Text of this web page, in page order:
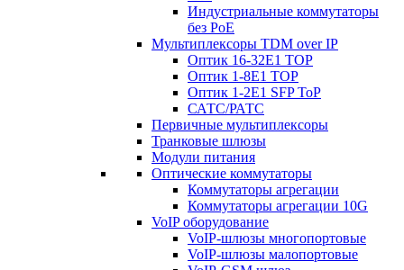
Индустриальные коммутаторы
без PoE
Мультиплексоры TDM over IP
Оптик 16-32E1 TOP
Оптик 1-8E1 TOP
Оптик 1-2E1 SFP ToP
САТС/РАТС
Первичные мультиплексоры
Транковые шлюзы
Модули питания
Оптические коммутаторы
Коммутаторы агрегации
Коммутаторы агрегации 10G
VoIP оборудование
VoIP-шлюзы многопортовые
VoIP-шлюзы малопортовые